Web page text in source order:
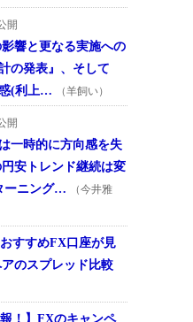
開
響と更なる実施への
の発表』、そして
惑(利上…
（羊飼い）
開
一時的に方向感を失
安トレンド継続は変
ーニング…
（今井雅
すすめFX口座が見
のスプレッド比較
！】FXのキャンペ